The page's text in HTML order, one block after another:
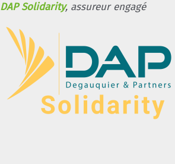
DAP Solidarity, assureur engagé